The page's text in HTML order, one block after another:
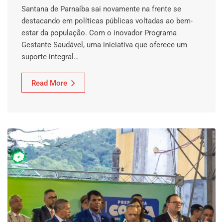
Santana de Parnaíba sai novamente na frente se
destacando em políticas públicas voltadas ao bem-
estar da população. Com o inovador Programa
Gestante Saudável, uma iniciativa que oferece um
suporte integral…
Read More